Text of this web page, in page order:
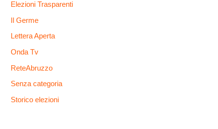
Elezioni Trasparenti
Il Germe
Lettera Aperta
Onda Tv
ReteAbruzzo
Senza categoria
Storico elezioni